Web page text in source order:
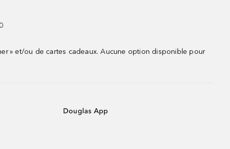
» et/ou de cartes cadeaux. Aucune option disponible pour
Douglas App